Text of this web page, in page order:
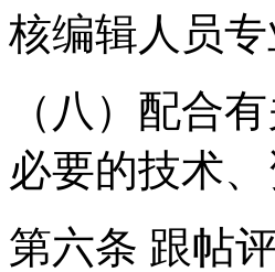
核编辑人员专
（八）配合
必要的技术
第六条 跟帖